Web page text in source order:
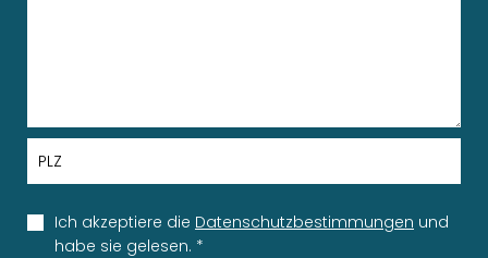
Ich akzeptiere die Datenschutzbestimmungen und
habe sie gelesen. *